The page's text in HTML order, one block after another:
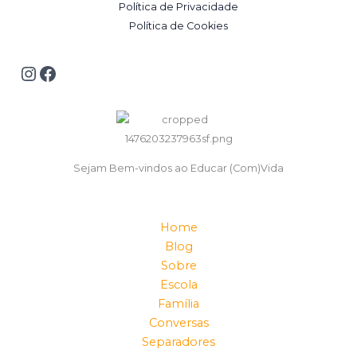
Política de Privacidade
Política de Cookies
Sejam Bem-vindos ao Educar (Com)Vida
Home
Blog
Sobre
Escola
Família
Conversas
Separadores